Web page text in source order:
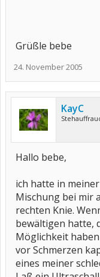
Grüßle bebe
24. November 2005
KayC
Hallo bebe,
ich hatte in
Mischung bei mir
rechten Knie.
bewältigen hatte,
Möglichkeit
vor Schmerzen
eines meiner